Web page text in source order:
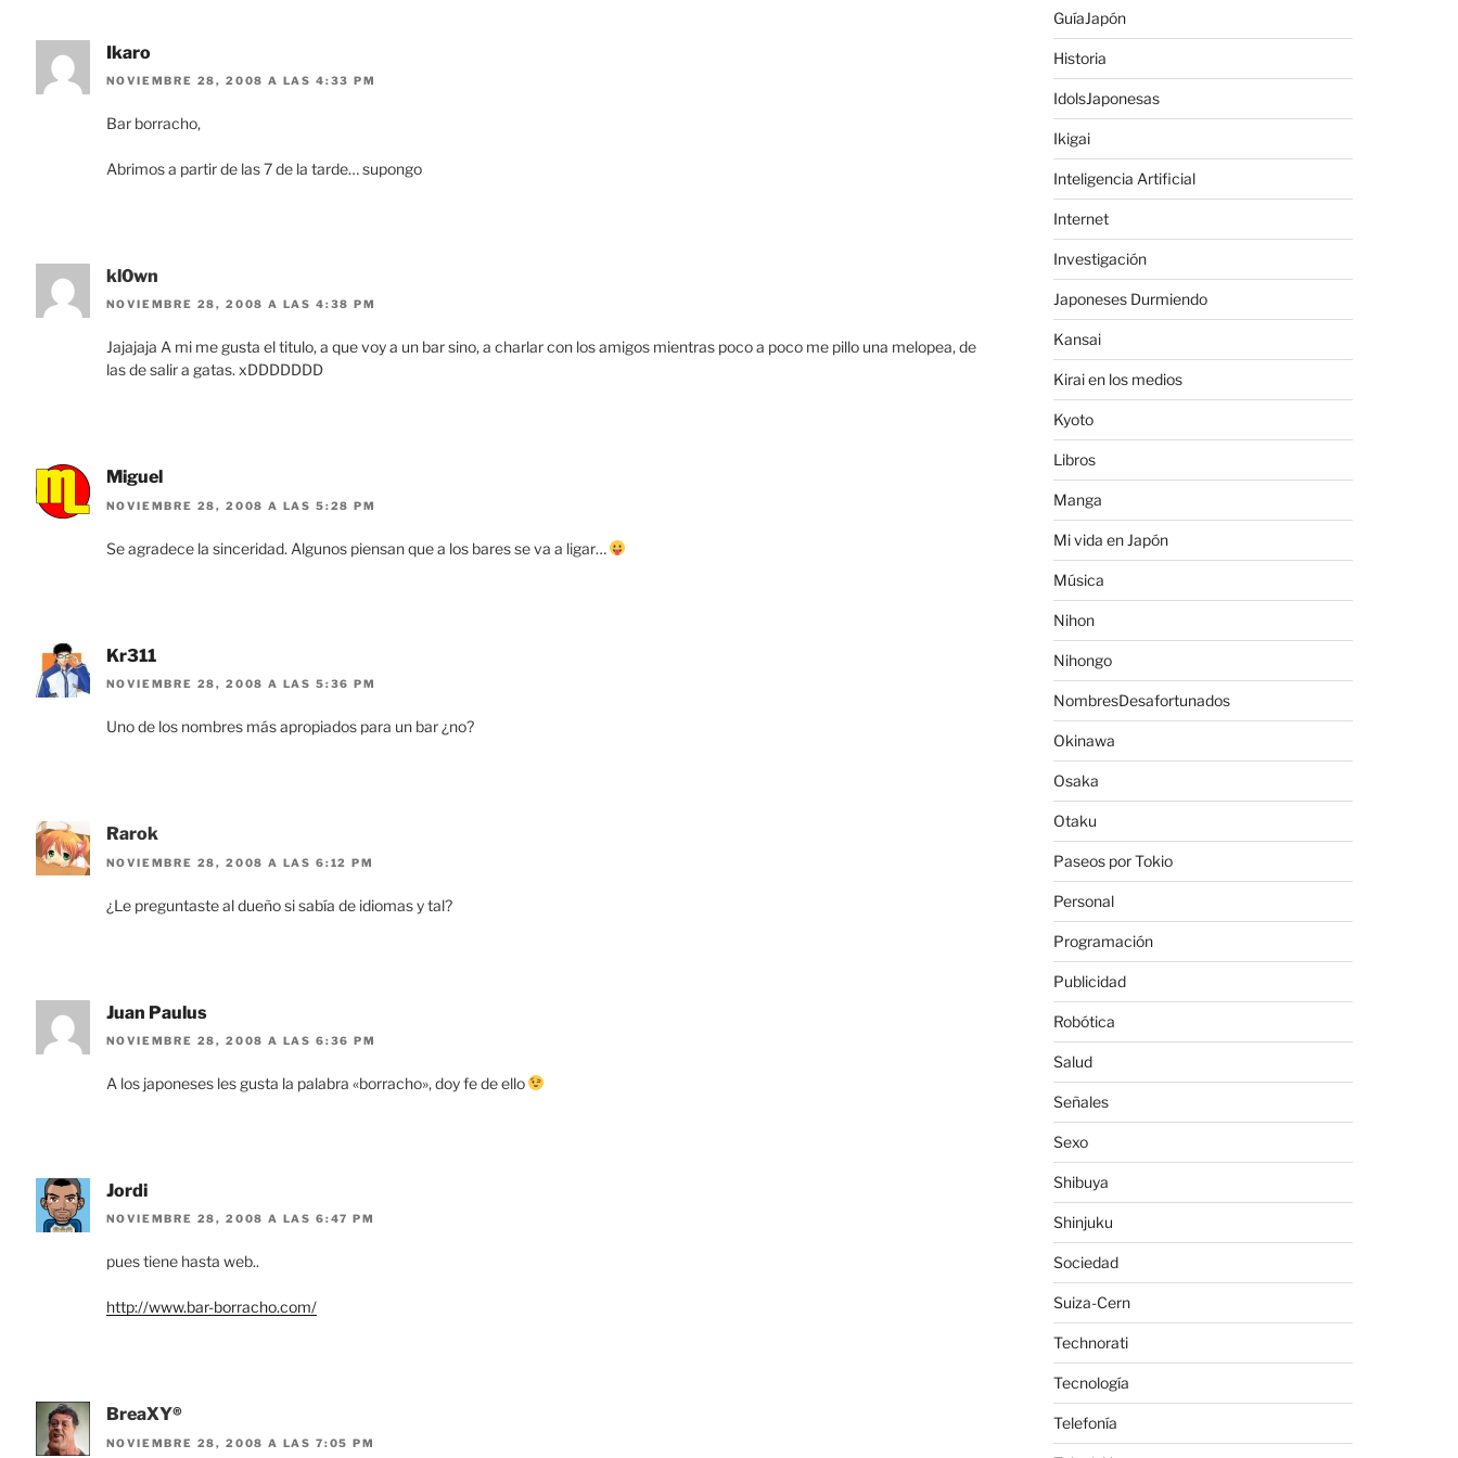
Ikaro
NOVIEMBRE 28, 2008 A LAS 4:33 PM
Bar borracho,
Abrimos a partir de las 7 de la tarde… supongo
kl0wn
NOVIEMBRE 28, 2008 A LAS 4:38 PM
Jajajaja A mi me gusta el titulo, a que voy a un bar sino, a charlar con los amigos mientras poco a poco me pillo una melopea, de
las de salir a gatas. xDDDDDDD
Miguel
NOVIEMBRE 28, 2008 A LAS 5:28 PM
Se agradece la sinceridad. Algunos piensan que a los bares se va a ligar…
Kr311
NOVIEMBRE 28, 2008 A LAS 5:36 PM
Uno de los nombres más apropiados para un bar ¿no?
Rarok
NOVIEMBRE 28, 2008 A LAS 6:12 PM
¿Le preguntaste al dueño si sabía de idiomas y tal?
Juan Paulus
NOVIEMBRE 28, 2008 A LAS 6:36 PM
A los japoneses les gusta la palabra «borracho», doy fe de ello
Jordi
NOVIEMBRE 28, 2008 A LAS 6:47 PM
pues tiene hasta web..
http://www.bar-borracho.com/
BreaXY®
NOVIEMBRE 28, 2008 A LAS 7:05 PM
GuíaJapón
Historia
IdolsJaponesas
Ikigai
Inteligencia Artificial
Internet
Investigación
Japoneses Durmiendo
Kansai
Kirai en los medios
Kyoto
Libros
Manga
Mi vida en Japón
Música
Nihon
Nihongo
NombresDesafortunados
Okinawa
Osaka
Otaku
Paseos por Tokio
Personal
Programación
Publicidad
Robótica
Salud
Señales
Sexo
Shibuya
Shinjuku
Sociedad
Suiza-Cern
Technorati
Tecnología
Telefonía